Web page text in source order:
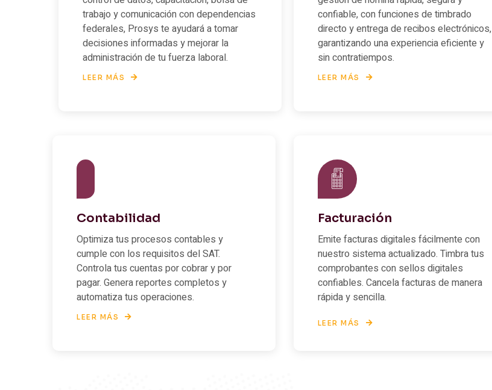
trabajo y comunicación con dependencias
federales, Prosys te ayudará a tomar
decisiones informadas y mejorar la
administración de tu fuerza laboral.
LEER MÁS
confiable, con funciones de timbrado
directo y entrega de recibos electrónicos,
garantizando una experiencia eficiente y
sin contratiempos.
LEER MÁS
Contabilidad
Optimiza tus procesos contables y
cumple con los requisitos del SAT.
Controla tus cuentas por cobrar y por
pagar. Genera reportes completos y
automatiza tus operaciones.
LEER MÁS
Facturación
Emite facturas digitales fácilmente con
nuestro sistema actualizado. Timbra tus
comprobantes con sellos digitales
confiables. Cancela facturas de manera
rápida y sencilla.
LEER MÁS